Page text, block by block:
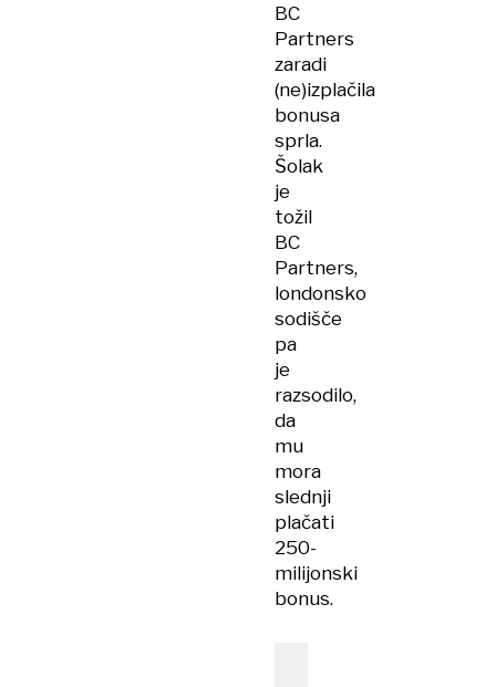
BC
Partners
zaradi
(ne)izplačila
bonusa
sprla.
Šolak
je
tožil
BC
Partners,
londonsko
sodišče
pa
je
razsodilo,
da
mu
mora
slednji
plačati
250-
milijonski
bonus.